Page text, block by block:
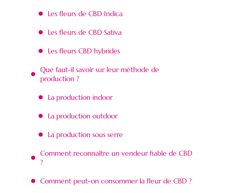
Les fleurs de CBD Indica
Les fleurs de CBD Sativa
Les fleurs CBD hybrides
Que faut-il savoir sur leur méthode de
production ?
La production indoor
La production outdoor
La production sous serre
Comment reconnaître un vendeur fiable de CBD
?
Comment peut-on consommer la fleur de CBD ?